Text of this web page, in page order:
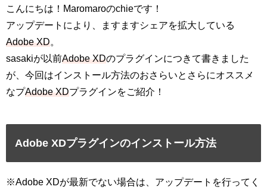
こんにちは！Maromaroのchieです！
アップデートにより、ますますシェアを拡大している
Adobe XD。
sasakiが以前Adobe XDのプラグインにつきて書きました
が、今回はインストール方法のおさらいとさらにオススメ
なプAdobe XDプラグインをご紹介！
Adobe XDプラグインのインストール方法
※Adobe XDが最新でない場合は、アップデートを行ってく